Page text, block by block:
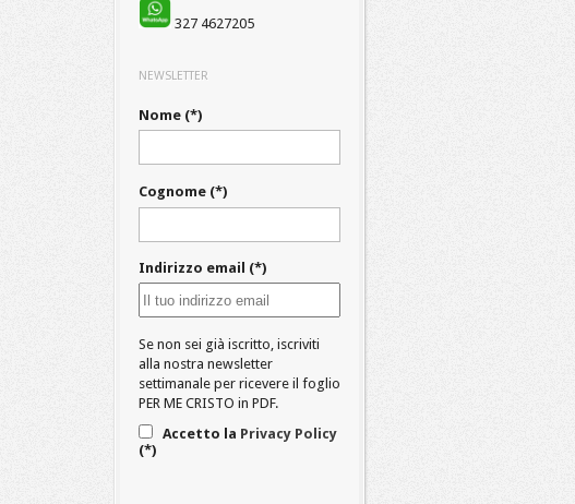
327 4627205
NEWSLETTER
Nome (*)
Cognome (*)
Indirizzo email (*)
Se non sei già iscritto, iscriviti
alla nostra newsletter
settimanale per ricevere il foglio
PER ME CRISTO in PDF.
Accetto la Privacy Policy
(*)